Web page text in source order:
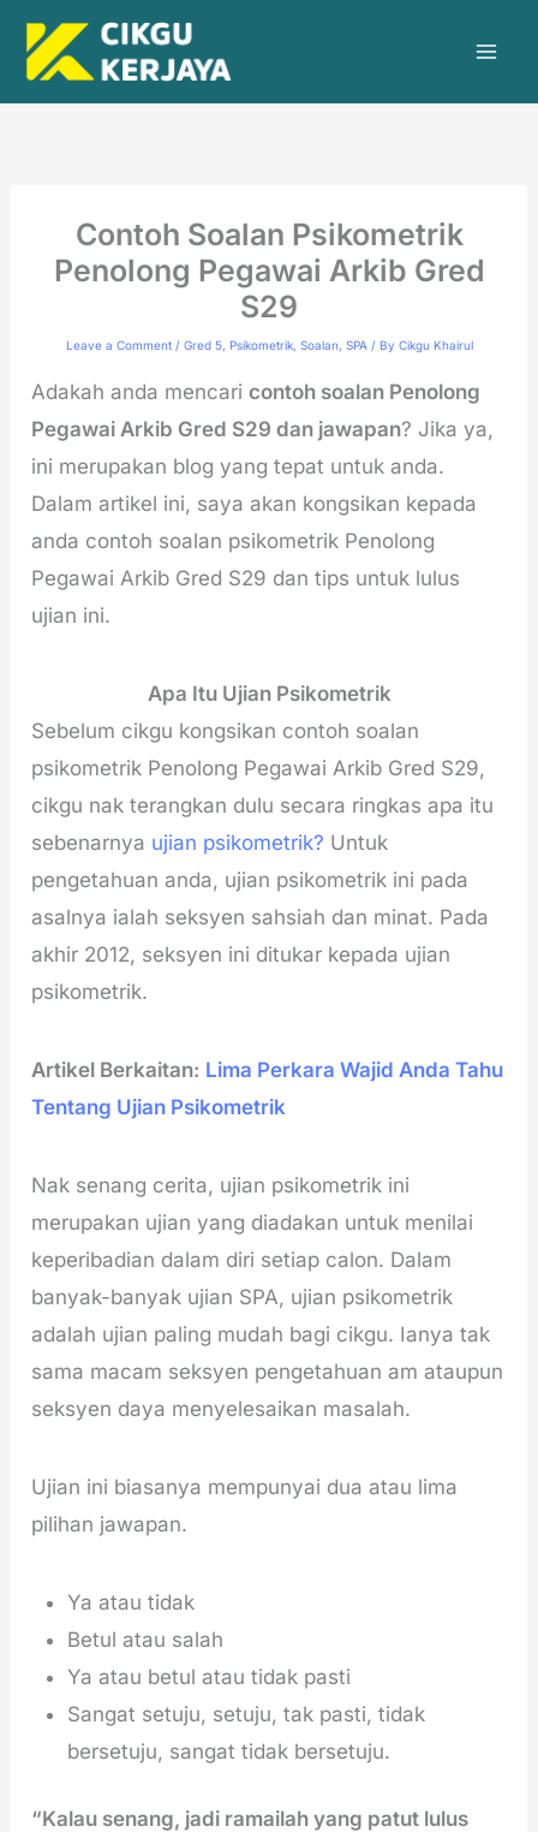
Skip
Contoh Soalan Psikometrik
Penolong Pegawai Arkib Gred
S29
Leave a Comment / Gred 5, Psikometrik, Soalan, SPA / By Cikgu Khairul
Adakah anda mencaricontoh soalan Penolong
Pegawai Arkib Gred S29 dan jawapan? Jika ya,
ini merupakan blog yang tepat untuk anda.
Dalam artikel ini, saya akan kongsikan kepada
anda contoh soalan psikometrik Penolong
Pegawai Arkib Gred S29 dan tips untuk lulus
ujian ini.
Apa Itu Ujian Psikometrik
Sebelum cikgu kongsikan contoh soalan
psikometrik Penolong Pegawai Arkib Gred S29,
cikgu nak terangkan dulu secara ringkas apa itu
sebenarnya ujian psikometrik? Untuk
pengetahuan anda, ujian psikometrik ini pada
asalnya ialah seksyen sahsiah dan minat. Pada
akhir 2012, seksyen ini ditukar kepada ujian
psikometrik.
Artikel Berkaitan: Lima Perkara Wajid Anda Tahu
Tentang Ujian Psikometrik
Nak senang cerita, ujian psikometrik ini
merupakan ujian yang diadakan untuk menilai
keperibadian dalam diri setiap calon. Dalam
banyak-banyak ujian SPA, ujian psikometrik
adalah ujian paling mudah bagi cikgu. Ianya tak
sama macam seksyen pengetahuan am ataupun
seksyen daya menyelesaikan masalah.
Ujian ini biasanya mempunyai dua atau lima
pilihan jawapan.
Ya atau tidak
Betul atau salah
Ya atau betul atau tidak pasti
Sangat setuju, setuju, tak pasti, tidak
bersetuju, sangat tidak bersetuju.
“Kalau senang, jadi ramailah yang patut lulus